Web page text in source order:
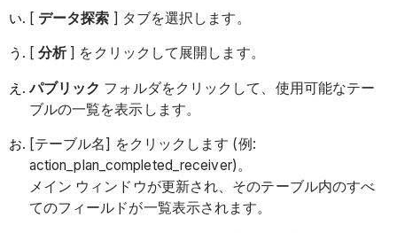
[ データ探索 ] タブを選択します。
[ 分析 ] をクリックして展開します。
パブリック フォルダをクリックして、使用可能なテー
ブルの一覧を表示します。
[テーブル名] をクリックします (例:
action_plan_completed_receiver)。
メイン ウィンドウが更新され、そのテーブル内のすべ
てのフィールドが一覧表示されます。